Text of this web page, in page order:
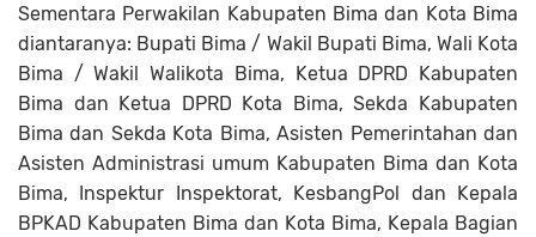
Sementara Perwakilan Kabupaten Bima dan Kota Bima
diantaranya: Bupati Bima / Wakil Bupati Bima, Wali Kota
Bima / Wakil Walikota Bima, Ketua DPRD Kabupaten
Bima dan Ketua DPRD Kota Bima, Sekda Kabupaten
Bima dan Sekda Kota Bima, Asisten Pemerintahan dan
Asisten Administrasi umum Kabupaten Bima dan Kota
Bima, Inspektur Inspektorat, KesbangPol dan Kepala
BPKAD Kabupaten Bima dan Kota Bima, Kepala Bagian